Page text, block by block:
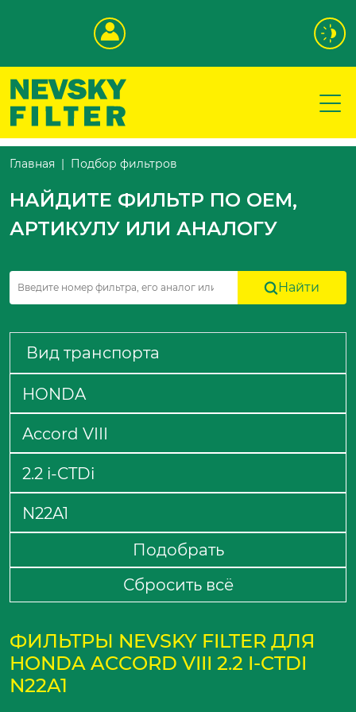
Главная Подбор фильтров
НАЙДИТЕ ФИЛЬТР ПО OEM,
АРТИКУЛУ ИЛИ АНАЛОГУ
Найти
Подобрать
Сбросить всё
ФИЛЬТРЫ NEVSKY FILTER ДЛЯ
HONDA ACCORD VIII 2.2 I-CTDI
N22A1